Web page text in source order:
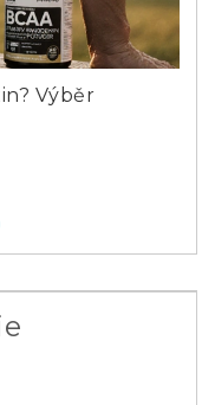
Výběr
Next